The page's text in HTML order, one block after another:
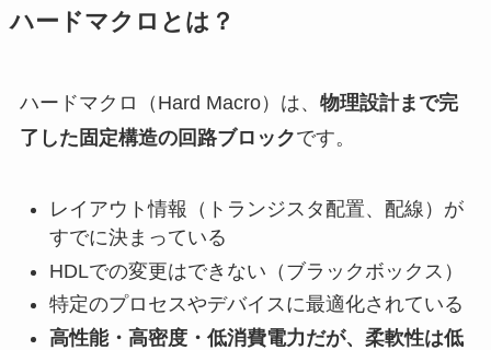
ハードマクロとは？
ハードマクロ（Hard Macro）は、 物理設計まで完
了した固定構造の回路ブロックです。
レイアウト情報（トランジスタ配置、配線）が
すでに決まっている
HDLでの変更はできない（ブラックボックス）
特定のプロセスやデバイスに最適化されている
高性能・高密度・低消費電力だが、柔軟性は低